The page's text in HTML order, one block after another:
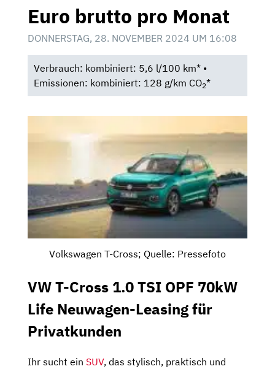
Euro brutto pro Monat
DONNERSTAG, 28. NOVEMBER 2024 UM 16:08
Verbrauch: kombiniert: 5,6 l/100 km* •
Emissionen: kombiniert: 128 g/km CO2*
Volkswagen T-Cross; Quelle: Pressefoto
VW T-Cross 1.0 TSI OPF 70kW
Life Neuwagen-Leasing für
Privatkunden
Ihr sucht ein SUV, das stylisch, praktisch und